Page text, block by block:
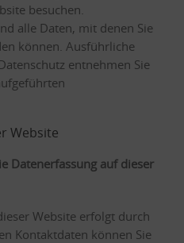
besuchen.
alle Daten, mit denen Sie
können. Ausführliche
entnehmen Sie
Website
Datenerfassung auf dieser
Website erfolgt durch
Kontaktdaten können Sie